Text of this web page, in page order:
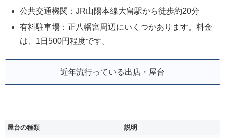
公共交通機関：JR山陽本線大畠駅から徒歩約20分
有料駐車場：正八幡宮周辺にいくつかあります。料金
は、1日500円程度です。
近年流行っている出店・屋台
屋台の種類 説明